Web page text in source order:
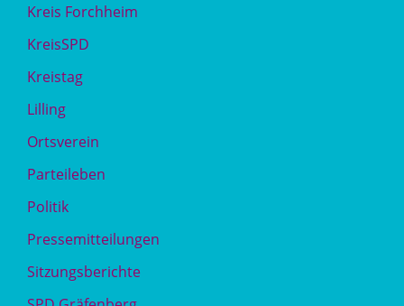
Kreis Forchheim
KreisSPD
Kreistag
Lilling
Ortsverein
Parteileben
Politik
Pressemitteilungen
Sitzungsberichte